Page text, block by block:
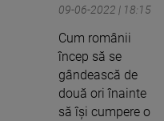
09-06-2022 | 18:15
Cum românii
încep să se
gândească de
două ori înainte
să își cumpere o